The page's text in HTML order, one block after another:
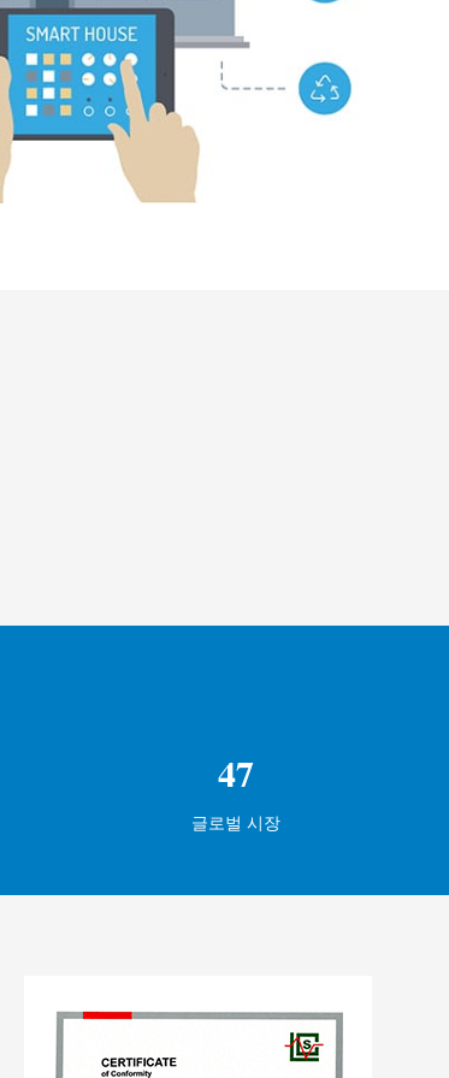
47
글로벌 시장